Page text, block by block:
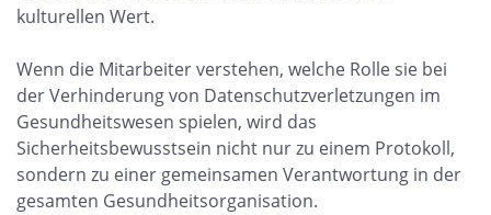
kulturellen Wert.
Wenn die Mitarbeiter verstehen, welche Rolle sie bei
der Verhinderung von Datenschutzverletzungen im
Gesundheitswesen spielen, wird das
Sicherheitsbewusstsein nicht nur zu einem Protokoll,
sondern zu einer gemeinsamen Verantwortung in der
gesamten Gesundheitsorganisation.